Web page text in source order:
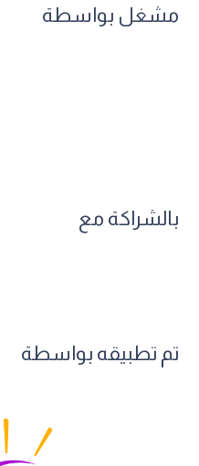
مشغل بواسطة
بالشراكة مع
تم تطبيقه بواسطة